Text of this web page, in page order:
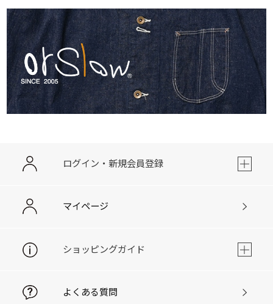
ログイン・新規会員登録
マイページ
ショッピングガイド
よくある質問